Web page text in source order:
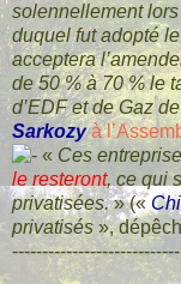
solennellement
duquel fut adopté
acceptera
de 50 % à 70 % le
d’EDF et de Gaz
Sarkozy à
« Ces
le resteront, ce qui
privatisées.» («
privatisés »,